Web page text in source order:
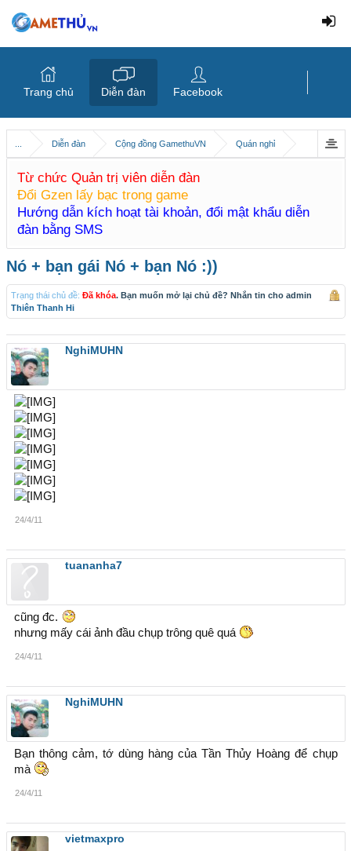
Diễn đàn Cộng đồng GamethuVN Quán nghỉ
Từ chức Quản trị viên diễn đàn
Đổi Gzen lấy bạc trong game
Hướng dẫn kích hoạt tài khoản, đổi mật khẩu diễn
đàn bằng SMS
Nó + bạn gái Nó + bạn Nó :))
Trạng thái chủ đề: Đã khóa. Bạn muốn mở lại chủ đề? Nhắn tin cho admin
Thiên Thanh Hi
NghiMUHN
24/4/11
tuananha7
cũng đc.
nhưng mấy cái ảnh đầu chụp trông quê quá
24/4/11
NghiMUHN
Bạn thông cảm, tớ dùng hàng của Tần Thủy Hoàng để chụp
mà
24/4/11
vietmaxpro
Trang chủ Diễn đàn Facebook